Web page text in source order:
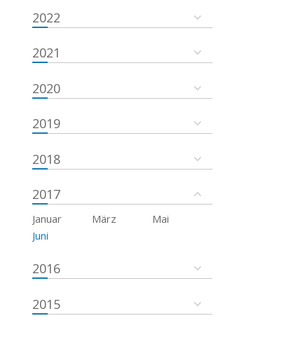
2022
2021
2020
2019
2018
2017
Januar März
Mai
Juni
2016
2015